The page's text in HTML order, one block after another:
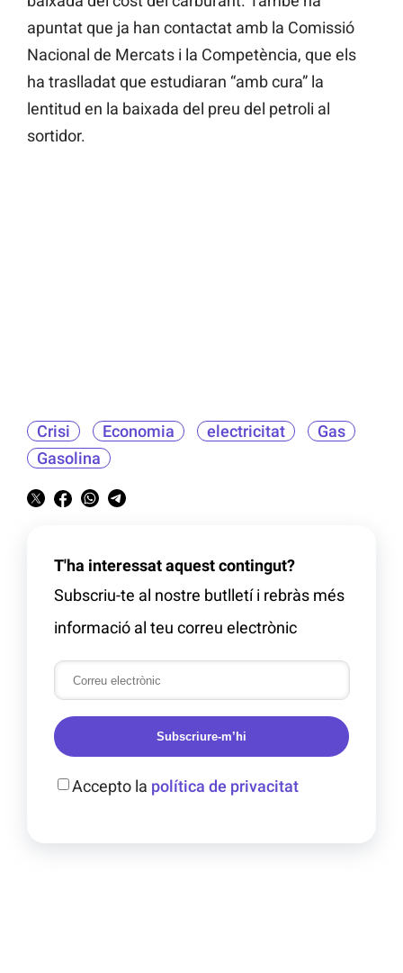
apuntat que ja han contactat amb la Comissió
Nacional de Mercats i la Competència, que els
ha traslladat que estudiaran “amb cura” la
lentitud en la baixada del preu del petroli al
sortidor.
Crisi Economia electricitat
Gas
Gasolina
T'ha interessat aquest contingut?
Subscriu-te al nostre butlletí i rebràs més
informació al teu correu electrònic
Subscriure-m’hi
Accepto la política de privacitat